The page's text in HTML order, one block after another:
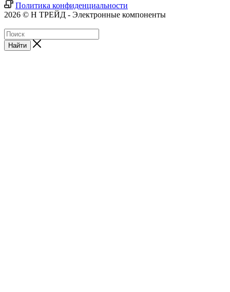
Политика конфиденциальности
2026 © Н ТРЕЙД - Электронные компоненты
Найти